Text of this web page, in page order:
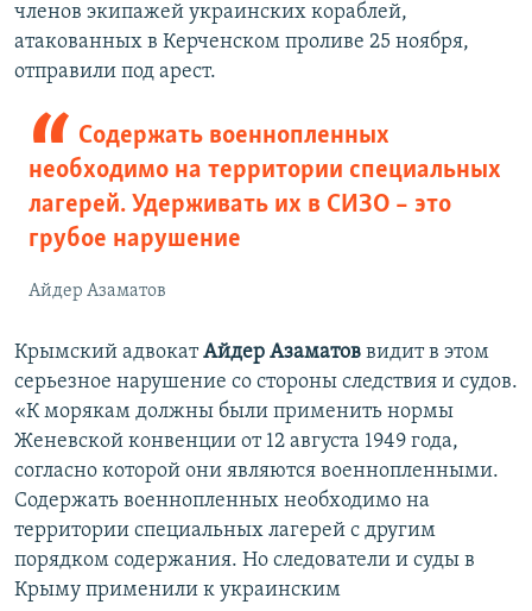
членов экипажей украинских кораблей,
атакованных в Керченском проливе 25 ноября,
отправили под арест.
Содержать военнопленных
необходимо на территории специальных
лагерей. Удерживать их в СИЗО – это
грубое нарушение
Айдер Азаматов
Крымский адвокатАйдер Азаматов видит в этом
серьезное нарушение со стороны следствия и судов.
«К морякам должны были применить нормы
Женевской конвенции от 12 августа 1949 года,
согласно которой они являются военнопленными.
Содержать военнопленных необходимо на
территории специальных лагерей с другим
порядком содержания. Но следователи и суды в
Крыму применили к украинским